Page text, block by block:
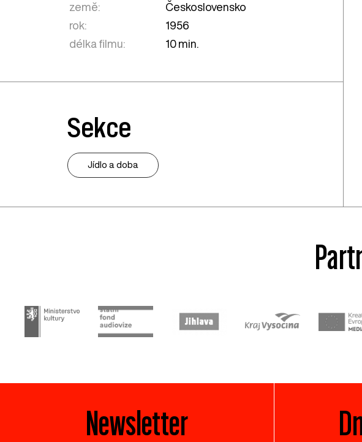
země:
Československo
rok:
1956
délka filmu:
10 min.
Sekce
Jídlo a doba
Newsletter